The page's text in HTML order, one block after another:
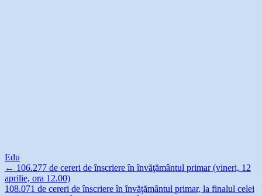
Edu
← 106.277 de cereri de înscriere în învăţământul primar (vineri, 12
aprilie, ora 12.00)
108.071 de cereri de înscriere în învăţământul primar, la finalul celei